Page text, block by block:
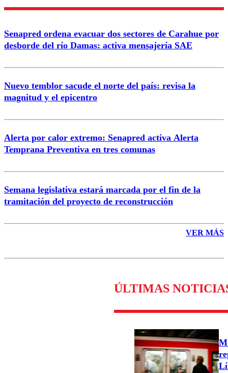
Correo
Senapred ordena evacuar dos sectores de Carahue por
desborde del río Damas: activa mensajería SAE
Nuevo temblor sacude el norte del país: revisa la
magnitud y el epicentro
Alerta por calor extremo: Senapred activa Alerta
Temprana Preventiva en tres comunas
Semana legislativa estará marcada por el fin de la
tramitación del proyecto de reconstrucción
VER MÁS
ÚLTIMAS